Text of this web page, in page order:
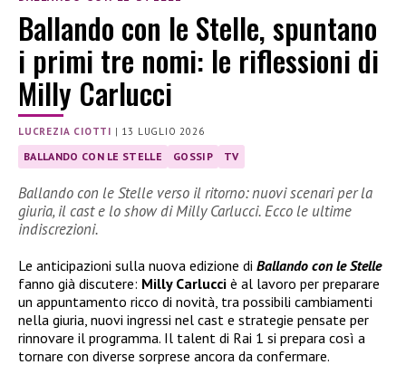
Ballando con le Stelle, spuntano
i primi tre nomi: le riflessioni di
Milly Carlucci
LUCREZIA CIOTTI | 13 LUGLIO 2026
BALLANDO CON LE STELLE GOSSIP TV
Ballando con le Stelle verso il ritorno: nuovi scenari per la
giuria, il cast e lo show di Milly Carlucci. Ecco le ultime
indiscrezioni.
Le anticipazioni sulla nuova edizione di Ballando con le Stelle
fanno già discutere: Milly Carlucci è al lavoro per preparare
un appuntamento ricco di novità, tra possibili cambiamenti
nella giuria, nuovi ingressi nel cast e strategie pensate per
rinnovare il programma. Il talent di Rai 1 si prepara così a
tornare con diverse sorprese ancora da confermare.